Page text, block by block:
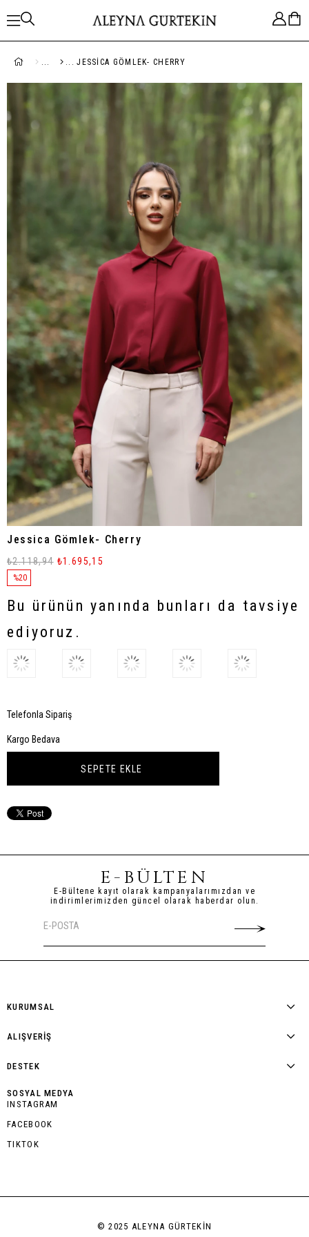
JESSICA GÖMLEK- CHERRY
Jessica Gömlek- Cherry
%20
₺2.118,94 ₺1.695,15
Bu ürünün yanında bunları da tavsiye
ediyoruz.
Telefonla Sipariş
Kargo Bedava
E-BÜLTEN
E-Bültene kayıt olarak kampanyalarımızdan ve
indirimlerimizden güncel olarak haberdar olun.
KURUMSAL
ALIŞVERİŞ
DESTEK
SOSYAL MEDYA
INSTAGRAM
FACEBOOK
TIKTOK
© 2025 ALEYNA GÜRTEKİN